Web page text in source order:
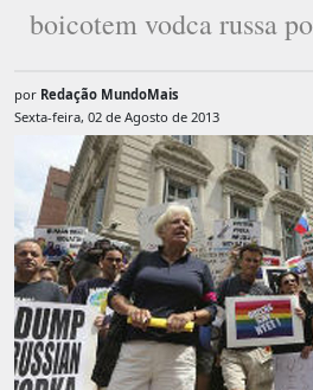
boicotem vodca russa
por Redação MundoMais
Sexta-feira, 02 de Agosto de 2013